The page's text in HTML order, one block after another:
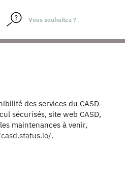
des services du CASD
sécurisés, site web CASD,
maintenances à venir,
.